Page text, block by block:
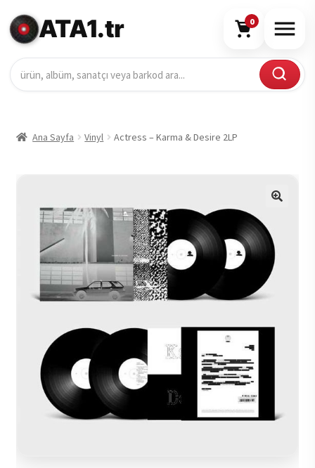
ATA1.tr 0
Ana Sayfa Vinyl Actress – Karma & Desire 2LP